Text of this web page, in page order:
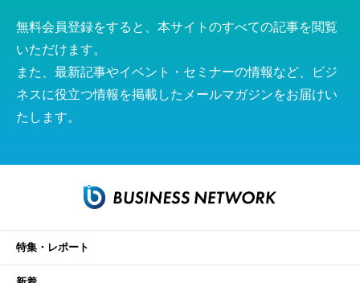
無料会員登録をすると、本サイトのすべての記事を閲覧
いただけます。
また、最新記事やイベント・セミナーの情報など、ビジ
ネスに役立つ情報を掲載したメールマガジンをお届けい
たします。
特集・レポート